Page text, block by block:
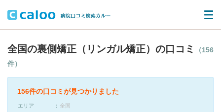
全国の裏側矯正（リンガル矯正）の口コミ
（156
件）
156件の口コミが見つかりました
エリア
全国